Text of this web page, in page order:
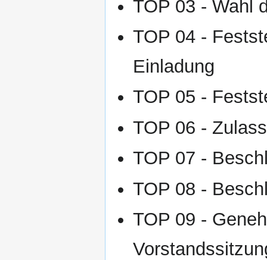
TOP 03 - Wahl
TOP 04 -
Einladung
TOP 05 -
TOP 06 -
TOP 07 -
TOP 08 -
TOP 09 -